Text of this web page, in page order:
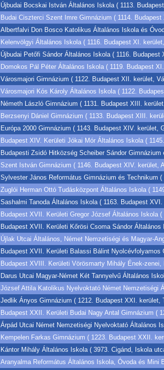
Újbudai Bocskai István Általános Iskola ( 1113.
Budai Ciszterci Szent Imre Gimnázium ( 1114.
Albertfalvi Don Bosco Katolikus Általános Iskola és
Kelenvölgyi Általános Iskola ( 1116. Budapest XI.
Újbudai Petőfi Sándor Általános Iskola ( 1116.
Domokos Pál Péter Általános Iskola ( 1119. Budapest
Városmajori Gimnázium ( 1122. Budapest XII. kerület,
Városmajori Kós Károly Általános Iskola ( 1122.
Németh László Gimnázium ( 1131. Budapest XIII.
Berzsenyi Dániel Gimnázium ( 1133. Budapest XIII.
Európa 2000 Gimnázium ( 1143. Budapest XIV. kerület,
Budapest XIV. Kerületi Jókai Mór Általános Iskola (
Budapesti Zsidó Hitközség Scheiber Sándor
Szent István Gimnázium ( 1146. Budapest XIV. kerület,
Sylvester János Református Gimnázium és Technikum
Zuglói Herman Ottó Tudásközpont Általános Iskola (
Sashalmi Tanoda Általános Iskola ( 1163. Budapest
Budapest XVII. Kerületi Gregor József Általános Iskola
Budapest XVII. Kerületi Kőrösi Csoma Sándor
Újlak Utcai Általános, Német Nemzetiségi és Magyar-
Budapest XVII. Kerületi Balassi Bálint
Budapest XVIII. Kerületi Vörösmarty Mihály Ének-
Darus Utcai Magyar-Német Két Tannyelvű Általános
József Attila Katolikus Nyelvoktató Német Nemzetiségi
Jedlik Ányos Gimnázium ( 1212. Budapest XXI. kerület,
Budapest XXII. Kerületi Budai Nagy Antal Gimnázium (
Árpád Utcai Német Nemzetiségi Nyelvoktató Általános
Kempelen Farkas Gimnázium ( 1223. Budapest XXII.
Kántor Mihály Általános Iskola ( 3973. Cigánd, Iskola
Aranyalma Református Általános Iskola, Óvoda és Mini